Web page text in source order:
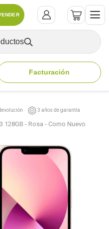
Facturación
128GB - Rosa - Como Nuevo
3 años de garantía